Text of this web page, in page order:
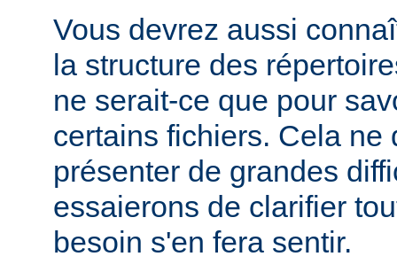
Vous devrez aussi
la structure des
ne serait-ce que pour
certains fichiers. Cela ne
présenter de grandes
essaierons de clarifier
besoin s'en fera sentir.